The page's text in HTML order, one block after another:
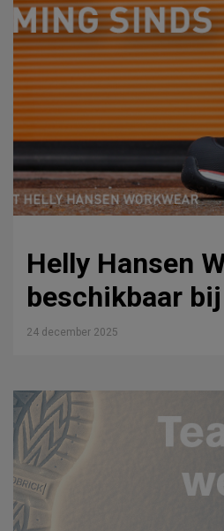
Helly Hansen
beschikbaar
24 december 2025